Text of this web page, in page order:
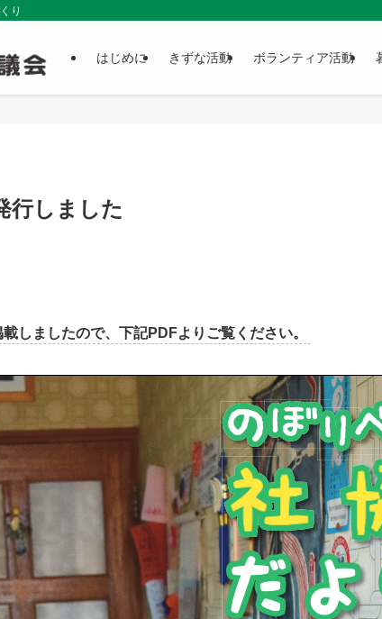
り
はじめに きずな活動 ボランティア活動
行しました
しましたので、下記PDFよりご覧ください。